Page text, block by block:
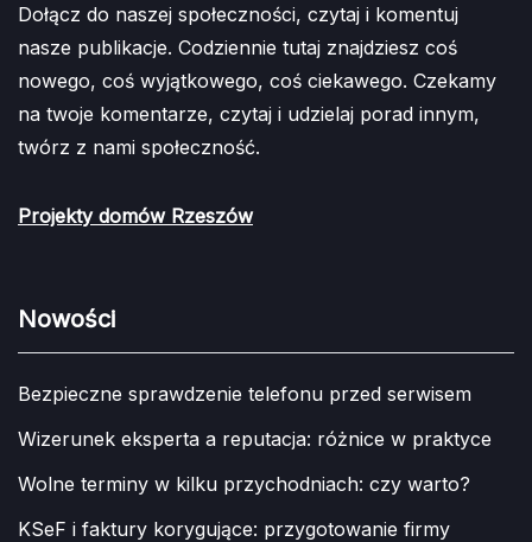
Dołącz do naszej społeczności, czytaj i komentuj
nasze publikacje. Codziennie tutaj znajdziesz coś
nowego, coś wyjątkowego, coś ciekawego. Czekamy
na twoje komentarze, czytaj i udzielaj porad innym,
twórz z nami społeczność.
Projekty domów Rzeszów
Nowości
Bezpieczne sprawdzenie telefonu przed serwisem
Wizerunek eksperta a reputacja: różnice w praktyce
Wolne terminy w kilku przychodniach: czy warto?
KSeF i faktury korygujące: przygotowanie firmy